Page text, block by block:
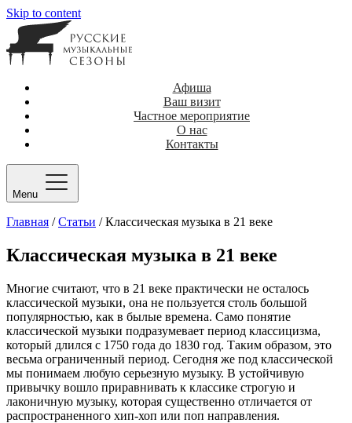
Skip to content
Афиша
Ваш визит
Частное мероприятие
О нас
Контакты
Menu
Главная /Статьи /Классическая музыка в 21 веке
Классическая музыка в 21 веке
Многие считают, что в 21 веке практически не осталось
классической музыки, она не пользуется столь большой
популярностью, как в былые времена. Само понятие
классической музыки подразумевает период классицизма,
который длился с 1750 года до 1830 год. Таким образом, это
весьма ограниченный период. Сегодня же под классической
мы понимаем любую серьезную музыку. В устойчивую
привычку вошло приравнивать к классике строгую и
лаконичную музыку, которая существенно отличается от
распространенного хип-хоп или поп направления.